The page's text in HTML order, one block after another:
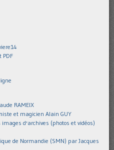
PDF
RAMEIX
et magicien Alain GUY
d'archives (photos et vidéos)
de Normandie (SMN) par Jacques